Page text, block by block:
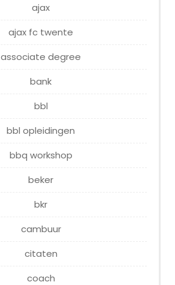
ajax
ajax fc twente
associate degree
bank
bbl
bbl opleidingen
bbq workshop
beker
bkr
cambuur
citaten
coach